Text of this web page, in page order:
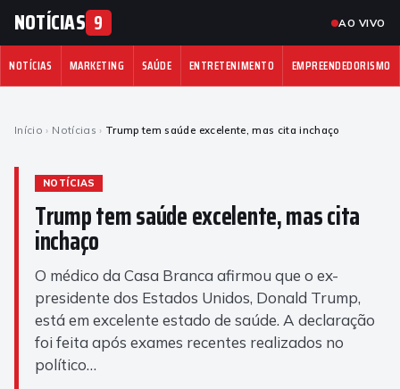
NOTÍCIAS 9 AO VIVO
NOTÍCIAS MARKETING SAÚDE ENTRETENIMENTO EMPREENDEDORISMO
Início › Notícias › Trump tem saúde excelente, mas cita inchaço
NOTÍCIAS
Trump tem saúde excelente, mas cita
inchaço
O médico da Casa Branca afirmou que o ex-
presidente dos Estados Unidos, Donald Trump,
está em excelente estado de saúde. A declaração
foi feita após exames recentes realizados no
político…